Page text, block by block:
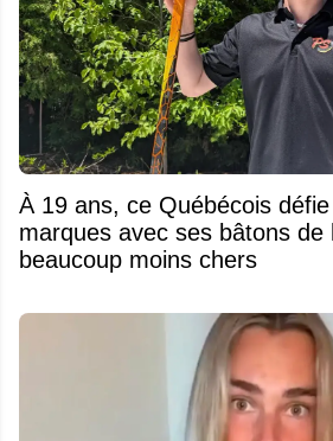
À 19 ans, ce Québécois
marques avec ses bâtons de
beaucoup moins chers